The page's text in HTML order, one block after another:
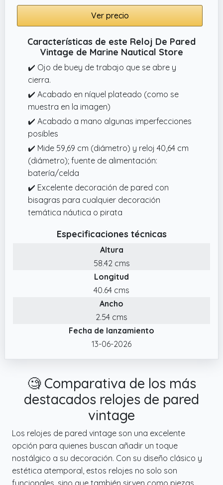
bolsillo, adaptándose a diferentes estilos y
Ver precio
Características de este Reloj De Pared
Vintage de Marine Nautical Store
✔️ Ojo de buey de trabajo que se abre y
cierra.
✔️ Acabado en níquel plateado (como se
muestra en la imagen)
✔️ Acabado a mano algunas imperfecciones
posibles
✔️ Mide 59,69 cm (diámetro) y reloj 40,64 cm
(diámetro); fuente de alimentación:
batería/celda
✔️ Excelente decoración de pared con
bisagras para cualquier decoración
temática náutica o pirata
Especificaciones técnicas
Altura
58.42 cms
Longitud
40.64 cms
Ancho
2.54 cms
Fecha de lanzamiento
13-06-2026
🧐 Comparativa de los más
destacados relojes de pared
vintage
Los relojes de pared vintage son una excelente
opción para quienes buscan añadir un toque
nostálgico a su decoración. Con su diseño clásico y
estética atemporal, estos relojes no solo son
funcionales, sino que también sirven como piezas